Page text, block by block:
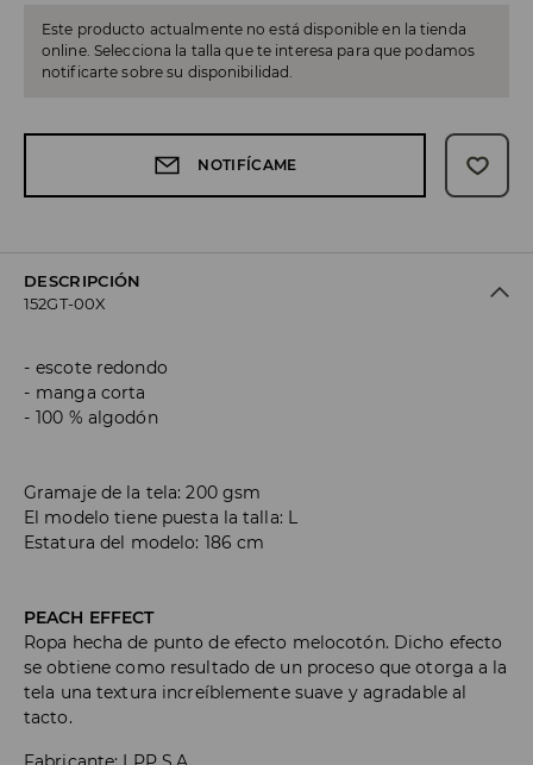
Este producto actualmente no está disponible en la tienda
online. Selecciona la talla que te interesa para que podamos
notificarte sobre su disponibilidad.
NOTIFÍCAME
DESCRIPCIÓN
152GT-00X
escote redondo
manga corta
100 % algodón
Gramaje de la tela: 200 gsm
El modelo tiene puesta la talla: L
Estatura del modelo: 186 cm
PEACH EFFECT
Ropa hecha de punto de efecto melocotón. Dicho efecto
se obtiene como resultado de un proceso que otorga a la
tela una textura increíblemente suave y agradable al
tacto.